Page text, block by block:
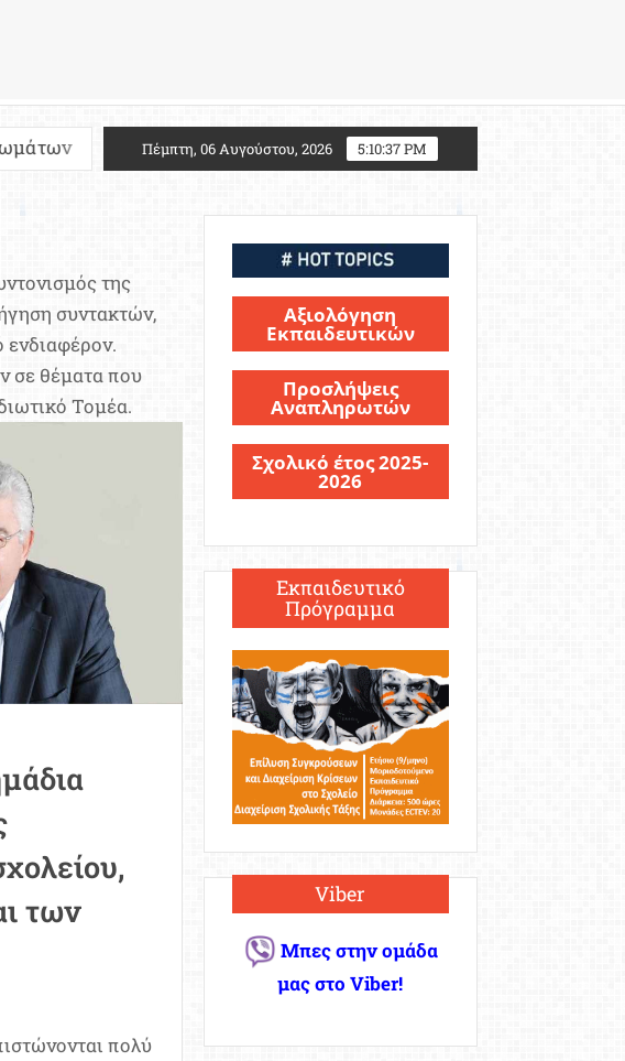
2027: Τι αλλάζει για τους υποψηφίους Στρατιωτικών
Πέμπτη, 06 Αυγούστου, 2026 5:10:38 PM
της
συντακτών,
ενδιαφέρον.
σε θέματα που
Τομέα.
των
πολύ
Αξιολόγηση
Εκπαιδευτικών
Προσλήψεις
Αναπληρωτών
Σχολικό έτος 2025-
2026
Εκπαιδευτικό
Πρόγραμμα
Viber
Μπες στην ομάδα
μας στο Viber!